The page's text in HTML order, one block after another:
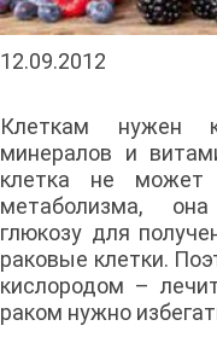
12.09.2012
Клеткам нужен
минералов и
клетка не может
метаболизма,
глюкозу для
раковые клетки.
кислородом –
раком нужно